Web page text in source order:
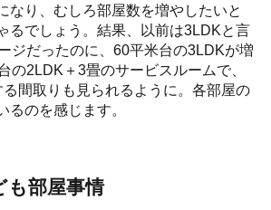
なり、むしろ部屋数を増やしたいと
るでしょう。結果、以前は3LDKと言
ジだったのに、60平米台の3LDKが増
の2LDK＋3畳のサービスルームで、
間取りも見られるように。各部屋の
るのを感じます。
も部屋事情